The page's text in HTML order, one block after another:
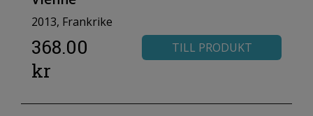
2013, Frankrike
368.00
kr
TILL PRODUKT